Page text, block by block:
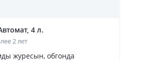
4 л.
2 лет
журесын, обгонда